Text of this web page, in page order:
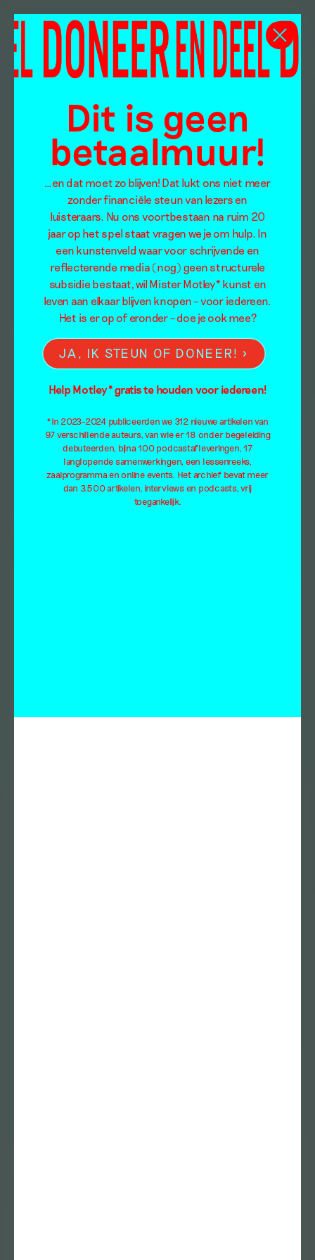
Dit is geen
betaalmuur!
…en dat moet zo blijven! Dat lukt ons niet meer
zonder financiële steun van lezers en
luisteraars. Nu ons voortbestaan na ruim 20
jaar op het spel staat vragen we je om hulp. In
een kunstenveld waar voor schrijvende en
reflecterende media (nog) geen structurele
subsidie bestaat, wil Mister Motley* kunst en
leven aan elkaar blijven knopen – voor iedereen.
Het is er op of eronder – doe je ook mee?
JA, IK STEUN OF DONEER!
Help Motley* gratis te houden voor iedereen!
*In 2023-2024 publiceerden we 312 nieuwe artikelen van
97 verschillende auteurs, van wie er 18 onder begeleiding
debuteerden, bijna 100 podcastafleveringen, 17
langlopende samenwerkingen, een lessenreeks,
zaalprogramma en online events. Het archief bevat meer
dan 3.500 artikelen, interviews en podcasts, vrij
toegankelijk.